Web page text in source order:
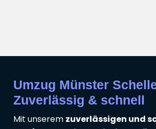
Umzug Münster
Zuverlässig & schnell
Mit unserem zuverlässigen und